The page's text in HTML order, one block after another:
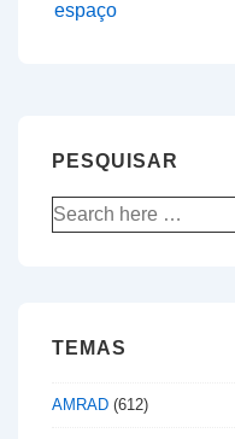
artigos
is
espaço
PESQUISAR
Pesquisar
por:
TEMAS
AMRAD (612)